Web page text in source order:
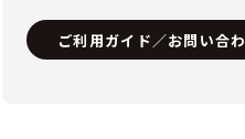
ご利用ガイド／お問い合